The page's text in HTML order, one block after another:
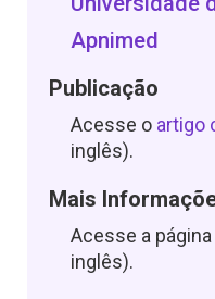
Apnimed
Publicação
Acesse o artigo
inglês).
Mais
Acesse a
inglês).